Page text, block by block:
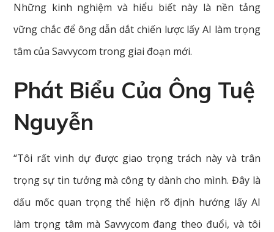
Những kinh nghiệm và hiểu biết này là nền tảng
vững chắc để ông dẫn dắt chiến lược lấy AI làm trọng
tâm của Savvycom trong giai đoạn mới.
Phát Biểu Của Ông Tuệ
Nguyễn
“Tôi rất vinh dự được giao trọng trách này và trân
trọng sự tin tưởng mà công ty dành cho mình. Đây là
dấu mốc quan trọng thể hiện rõ định hướng lấy AI
làm trọng tâm mà Savvycom đang theo đuổi, và tôi